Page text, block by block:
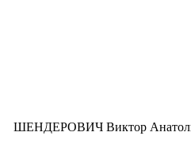
ШЕНДЕРОВИЧ Виктор